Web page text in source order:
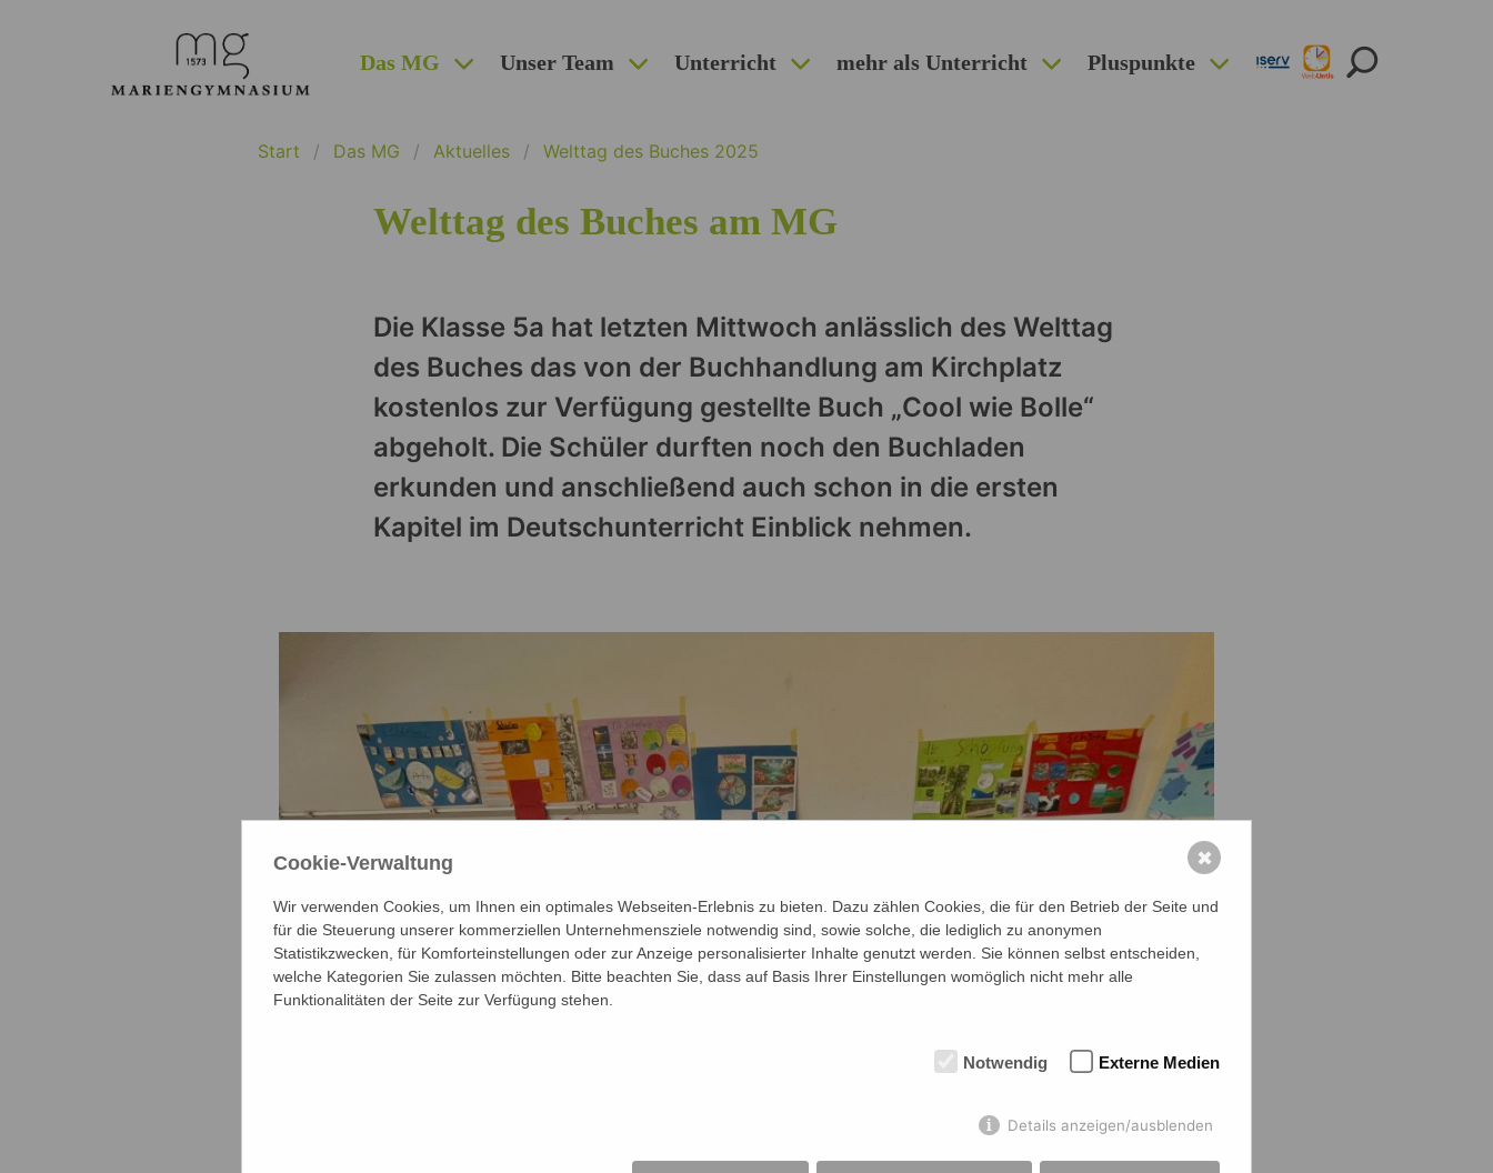
Das MG Unser Team Unterricht mehr als Unterricht Pluspunkte
Start Das MG Aktuelles Welttag des Buches 2025
Welttag des Buches am MG
Die Klasse 5a hat letzten Mittwoch anlässlich des Welttag
des Buches das von der Buchhandlung am Kirchplatz
kostenlos zur Verfügung gestellte Buch „Cool wie Bolle“
abgeholt. Die Schüler durften noch den Buchladen
erkunden und anschließend auch schon in die ersten
Kapitel im Deutschunterricht Einblick nehmen.
Cookie-Verwaltung
Wir verwenden Cookies, um Ihnen ein optimales Webseiten-Erlebnis zu bieten. Dazu zählen Cookies, die für den Betrieb der Seite und
für die Steuerung unserer kommerziellen Unternehmensziele notwendig sind, sowie solche, die lediglich zu anonymen
Statistikzwecken, für Komforteinstellungen oder zur Anzeige personalisierter Inhalte genutzt werden. Sie können selbst entscheiden,
welche Kategorien Sie zulassen möchten. Bitte beachten Sie, dass auf Basis Ihrer Einstellungen womöglich nicht mehr alle
Funktionalitäten der Seite zur Verfügung stehen.
Notwendig Externe Medien
Details anzeigen/ausblenden
✖